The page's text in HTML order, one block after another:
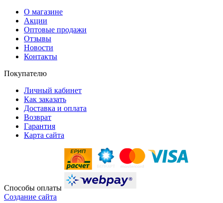
О магазине
Акции
Оптовые продажи
Отзывы
Новости
Контакты
Покупателю
Личный кабинет
Как заказать
Доставка и оплата
Возврат
Гарантия
Карта сайта
Способы оплаты
Создание сайта